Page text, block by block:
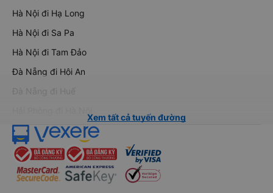
Hà Nội đi Hạ Long
Hà Nội đi Sa Pa
Hà Nội đi Tam Đảo
Đà Nẵng đi Hội An
Đà Nẵng đi Huế
Xem tất cả tuyến đường